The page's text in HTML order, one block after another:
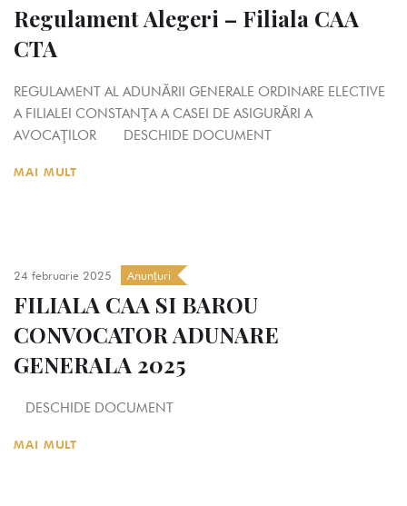
Regulament Alegeri – Filiala CAA
CTA
REGULAMENT AL ADUNĂRII GENERALE ORDINARE ELECTIVE
A FILIALEI CONSTANŢA A CASEI DE ASIGURĂRI A
AVOCAŢILOR DESCHIDE DOCUMENT
MAI MULT
24 februarie 2025 Anunțuri
FILIALA CAA SI BAROU
CONVOCATOR ADUNARE
GENERALA 2025
DESCHIDE DOCUMENT
MAI MULT